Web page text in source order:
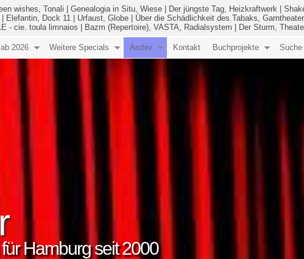
wishes, Tonali Genealogia in Situ, Wiese Der jüngste Tag, Heizkraftwerk
Elefantin, Dock 11 Urfaust, Globe Über die Schädlichkeit des Tabaks, Garntheater
- cie. toula limnaios
Bazm (Repertoire), VASTA, Radialsystem Der Sturm,
für Hamburg seit 2000
2026 Weitere Specials Archiv Kontakt Buchprojekte Suche